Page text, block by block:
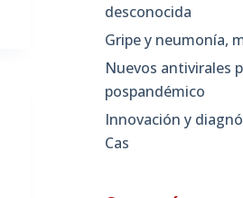
desconocida
Gripe y neumonía,
Nuevos antivirales
pospandémico
Innovación y
Cas